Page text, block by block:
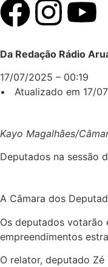
Da Redação Rádio
17/07/2025 – 00:19
• Atualizado em 17/
Kayo Magalhães/
Deputados na sessão
A Câmara dos
Os deputados votarão
empreendimentos
O relator, deputado